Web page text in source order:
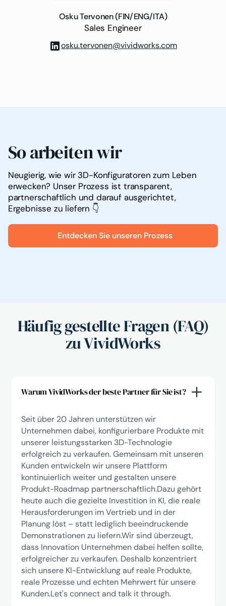
Osku Tervonen (FIN/ENG/ITA)
Sales Engineer
osku.tervonen@vividworks.com
So arbeiten wir
Neugierig, wie wir 3D-Konfiguratoren zum Leben
erwecken? Unser Prozess ist transparent,
partnerschaftlich und darauf ausgerichtet,
Ergebnisse zu liefern 👇
Entdecken Sie unseren Prozess
Häufig gestellte Fragen (FAQ)
zu VividWorks
Warum VividWorks der beste Partner für Sie ist?
Seit über 20 Jahren unterstützen wir
Unternehmen dabei, konfigurierbare Produkte mit
unserer leistungsstarken 3D-Technologie
erfolgreich zu verkaufen. Gemeinsam mit unseren
Kunden entwickeln wir unsere Plattform
kontinuierlich weiter und gestalten unsere
Produkt-Roadmap partnerschaftlich.Dazu gehört
heute auch die gezielte Investition in KI, die reale
Herausforderungen im Vertrieb und in der
Planung löst – statt lediglich beeindruckende
Demonstrationen zu liefern.Wir sind überzeugt,
dass Innovation Unternehmen dabei helfen sollte,
erfolgreicher zu verkaufen. Deshalb konzentriert
sich unsere KI-Entwicklung auf reale Produkte,
reale Prozesse und echten Mehrwert für unsere
Kunden.Let's connectand talk it through.